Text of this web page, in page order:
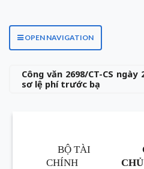
OPEN NAVIGATION
Công văn 2698/CT-CS
sơ lệ phí trước bạ
BỘ TÀI
CHÍNH